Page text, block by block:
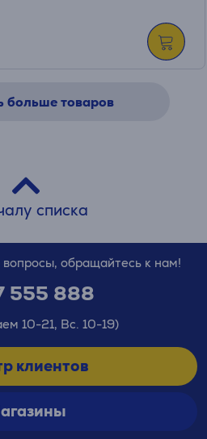
больше товаров
списка
вопросы, обращайтесь к нам!
555 888
10-21, Вс. 10-19)
клиентов